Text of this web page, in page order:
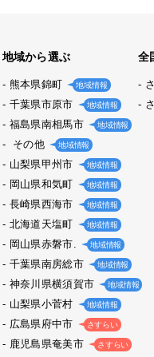
地域から選ぶ
熊本県錦町 地域情報
千葉県市原市 地域情報
福島県南相馬市 地域情報
その他 地域情報
山梨県甲州市 地域情報
岡山県和気町 地域情報
長崎県西海市 地域情報
北海道天塩町 地域情報
岡山県赤磐市. 地域情報
千葉県南房総市 地域情報
神奈川県横須賀市 地域情報
山梨県小菅村 地域情報
広島県府中市 さすらい
鹿児島県奄美市 さすらい
全